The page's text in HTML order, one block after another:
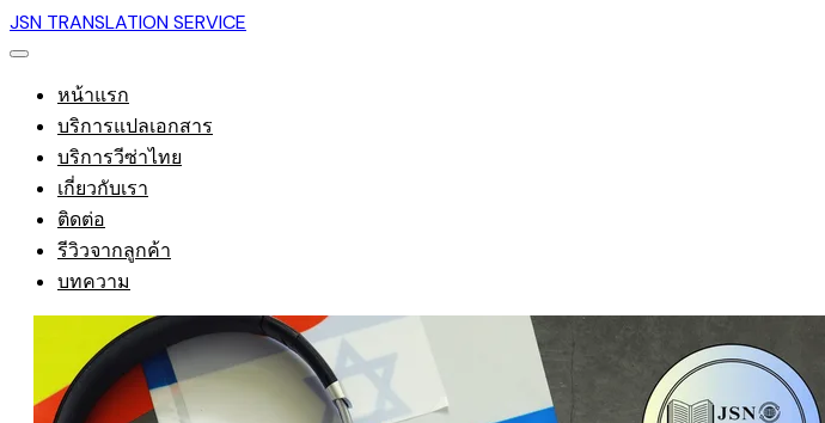
JSN TRANSLATION SERVICE
หน้าแรก
บริการแปลเอกสาร
บริการวีซ่าไทย
เกี่ยวกับเรา
ติดต่อ
รีวิวจากลูกค้า
บทความ